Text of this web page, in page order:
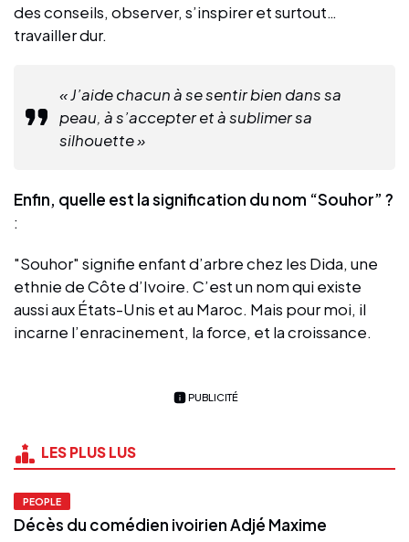
des conseils, observer, s’inspirer et surtout…
travailler dur.
« J’aide chacun à se sentir bien dans sa
peau, à s’accepter et à sublimer sa
silhouette »
Enfin, quelle est la signification du nom “Souhor” ?
:
"Souhor" signifie enfant d’arbre chez les Dida, une
ethnie de Côte d’Ivoire. C’est un nom qui existe
aussi aux États-Unis et au Maroc. Mais pour moi, il
incarne l’enracinement, la force, et la croissance.
PUBLICITÉ
LES PLUS LUS
PEOPLE
Décès du comédien ivoirien Adjé Maxime